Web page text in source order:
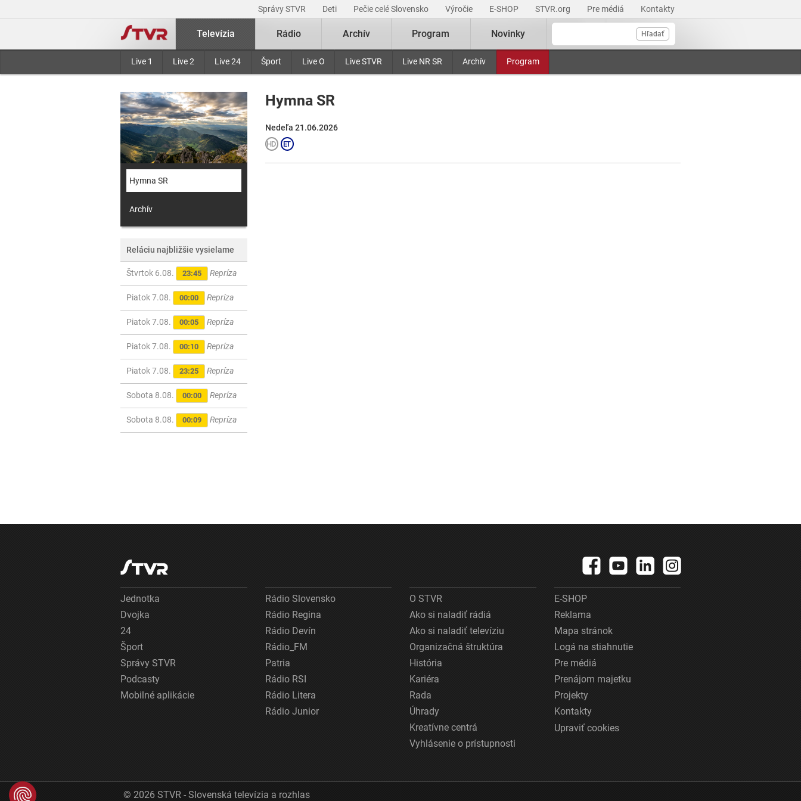
Správy STVR Deti Pečie celé Slovensko Výročie E-SHOP STVR.org Pre médiá Kontakty
Hľadať
Televízia
Live 1 Live 2 Live 24 Šport Live O Live STVR Live NR SR Archív Program
Rádio Archív Program Novinky
Hymna SR
Archív
Reláciu najbližšie vysielame
Štvrtok 6.08. 23:45 Repríza
Piatok 7.08. 00:00 Repríza
Piatok 7.08. 00:05 Repríza
Piatok 7.08. 00:10 Repríza
Piatok 7.08. 23:25 Repríza
Sobota 8.08. 00:00 Repríza
Sobota 8.08. 00:09 Repríza
Hymna SR
Nedeľa 21.06.2026
Jednotka
Dvojka
24
Šport
Správy STVR
Podcasty
Mobilné aplikácie
Rádio Slovensko
Rádio Regina
Rádio Devín
Rádio_FM
Patria
Rádio RSI
Rádio Litera
Rádio Junior
O STVR
Ako si naladiť rádiá
Ako si naladiť televíziu
Organizačná štruktúra
História
Kariéra
Rada
Úhrady
Kreatívne centrá
Vyhlásenie o prístupnosti
E-SHOP
Reklama
Mapa stránok
Logá na stiahnutie
Pre médiá
Prenájom majetku
Projekty
Kontakty
Upraviť cookies
© 2026 STVR - Slovenská televízia a rozhlas